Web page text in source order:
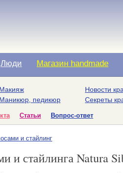
Люди Магазин handmade
Макияж
Маникюр, педикюр
Новости
Секреты
Статьи Вопрос-ответ
и стайлинг
и стайлинга Natura